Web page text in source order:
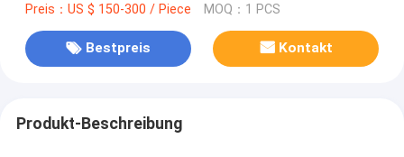
Preis：US $ 150-300 / Piece MOQ：1 PCS
Bestpreis Kontakt
Produkt-Beschreibung